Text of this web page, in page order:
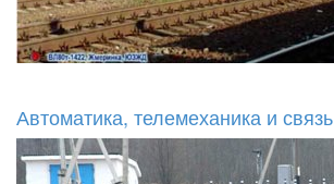
Автоматика, телемеханика и связь